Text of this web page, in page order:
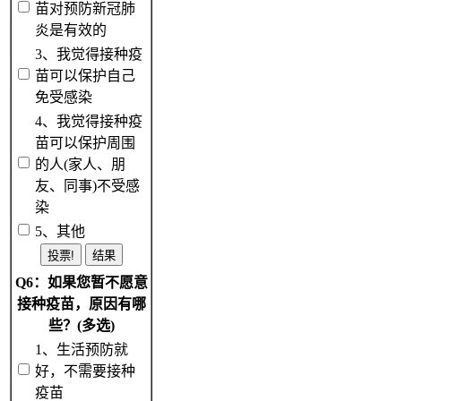
苗对预防新冠肺
炎是有效的
3、我觉得接种疫
苗可以保护自己
免受感染
4、我觉得接种疫
苗可以保护周围
的人(家人、朋
友、同事)不受感
染
5、其他
Q6：如果您暂不愿意
接种疫苗，原因有哪
些？(多选)
1、生活预防就
好，不需要接种
疫苗